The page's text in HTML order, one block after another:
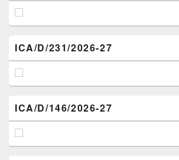
ICA/D/231/2026-27
ICA/D/146/2026-27